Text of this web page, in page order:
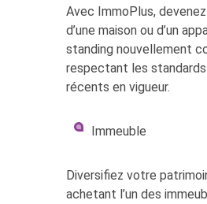
Avec ImmoPlus,
d’une maison ou d’un
standing nouvellement
respectant les
récents en vigueur.
Immeuble
Diversifiez votre
achetant l’un des